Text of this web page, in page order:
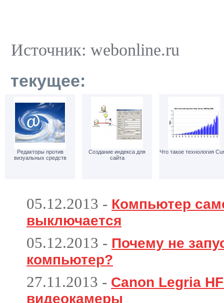
Источник: webonline.ru
текущее:
Редакторы против
визуальных средств
Создание индекса для
сайта
Что такое технология
05.12.2013 - Компьютер
выключается
05.12.2013 - Почему не
компьютер?
27.11.2013 - Canon Legria
видеокамеры